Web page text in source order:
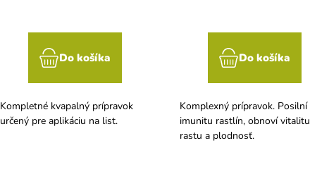
Do košíka
Kompletné kvapalný prípravok
určený pre aplikáciu na list.
Do košíka
Komplexný prípravok. Posilní
imunitu rastlín, obnoví vitalitu
rastu a plodnosť.